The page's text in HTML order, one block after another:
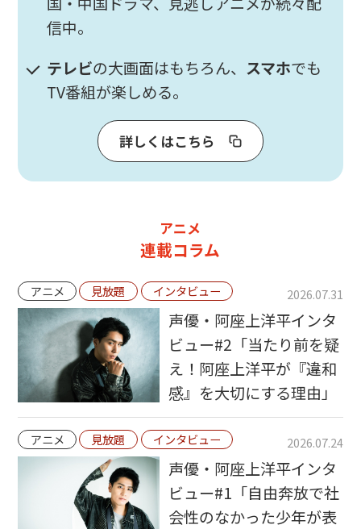
信中。
テレビの大画面はもちろん、 スマホでも
TV番組が楽しめる。
詳しくはこちら
アニメ
連載コラム
アニメ 見放題 インタビュー 2026.07.31
声優・阿座上洋平インタ
ビュー#2「当たり前を疑
え！阿座上洋平が『違和
感』を大切にする理由」
アニメ 見放題 インタビュー 2026.07.24
声優・阿座上洋平インタ
ビュー#1「自由奔放で社
会性のなかった少年が表